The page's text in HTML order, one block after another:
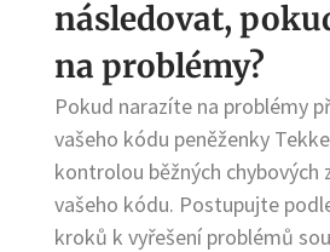
následovat,
na problémy?
Pokud narazíte na problémy
vašeho kódu peněženky
kontrolou běžných chybových
vašeho kódu. Postupujte
kroků k vyřešení problémů